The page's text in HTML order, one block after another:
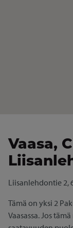
Vaasa,
Liisanlehdontie 2,
Tämä on yksi 2
Vaasassa. Jos